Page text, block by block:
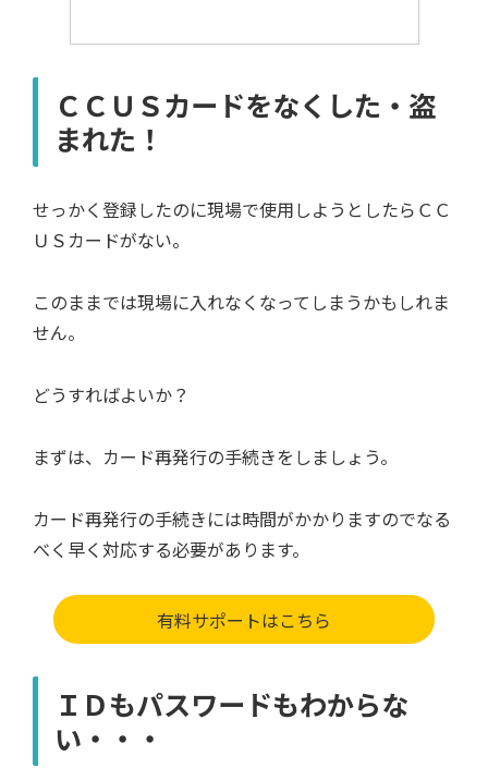
ＣＣＵＳカードをなくした・盗
まれた！
せっかく登録したのに現場で使用しようとしたらＣＣ
ＵＳカードがない。
このままでは現場に入れなくなってしまうかもしれま
せん。
どうすればよいか？
まずは、カード再発行の手続きをしましょう。
カード再発行の手続きには時間がかかりますのでなる
べく早く対応する必要があります。
有料サポートはこちら
ＩＤもパスワードもわからな
い・・・